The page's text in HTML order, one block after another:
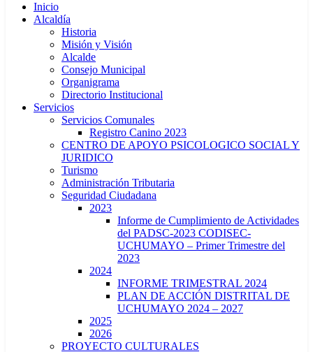
Inicio
Alcaldía
Historia
Misión y Visión
Alcalde
Consejo Municipal
Organigrama
Directorio Institucional
Servicios
Servicios Comunales
Registro Canino 2023
CENTRO DE APOYO PSICOLOGICO SOCIAL Y
JURIDICO
Turismo
Administración Tributaria
Seguridad Ciudadana
2023
Informe de Cumplimiento de Actividades
del PADSC-2023 CODISEC-
UCHUMAYO – Primer Trimestre del
2023
2024
INFORME TRIMESTRAL 2024
PLAN DE ACCIÓN DISTRITAL DE
UCHUMAYO 2024 – 2027
2025
2026
PROYECTO CULTURALES